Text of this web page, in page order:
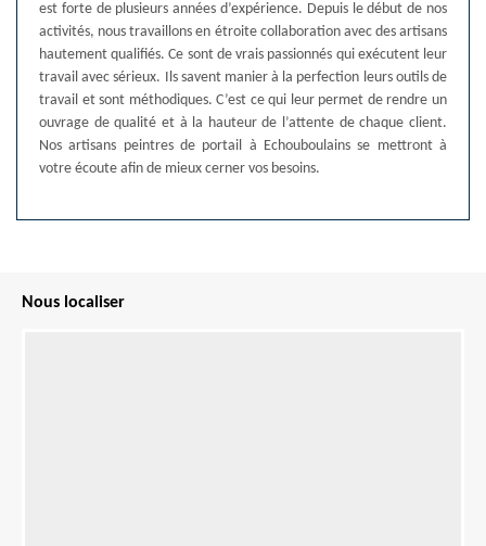
est forte de plusieurs années d’expérience. Depuis le début de nos
activités, nous travaillons en étroite collaboration avec des artisans
hautement qualifiés. Ce sont de vrais passionnés qui exécutent leur
travail avec sérieux. Ils savent manier à la perfection leurs outils de
travail et sont méthodiques. C’est ce qui leur permet de rendre un
ouvrage de qualité et à la hauteur de l’attente de chaque client.
Nos artisans peintres de portail à Echouboulains se mettront à
votre écoute afin de mieux cerner vos besoins.
Nous localiser